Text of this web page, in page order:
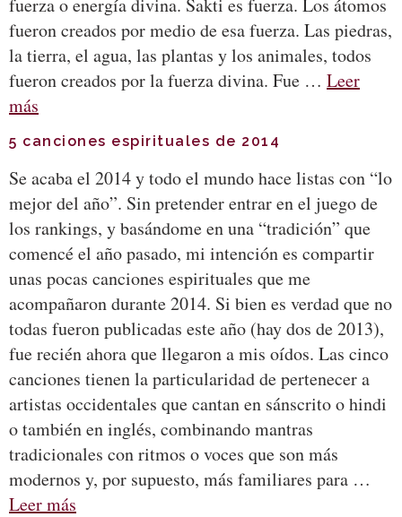
fuerza o energía divina. Śakti es fuerza. Los átomos
fueron creados por medio de esa fuerza. Las piedras,
la tierra, el agua, las plantas y los animales, todos
fueron creados por la fuerza divina. Fue … Leer
más
5 canciones espirituales de 2014
Se acaba el 2014 y todo el mundo hace listas con “lo
mejor del año”. Sin pretender entrar en el juego de
los rankings, y basándome en una “tradición” que
comencé el año pasado, mi intención es compartir
unas pocas canciones espirituales que me
acompañaron durante 2014. Si bien es verdad que no
todas fueron publicadas este año (hay dos de 2013),
fue recién ahora que llegaron a mis oídos. Las cinco
canciones tienen la particularidad de pertenecer a
artistas occidentales que cantan en sánscrito o hindi
o también en inglés, combinando mantras
tradicionales con ritmos o voces que son más
modernos y, por supuesto, más familiares para …
Leer más